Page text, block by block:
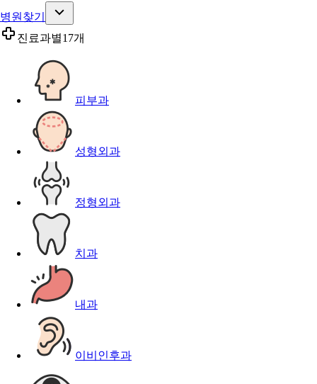
병원찾기
진료과별17개
피부과
성형외과
정형외과
치과
내과
이비인후과